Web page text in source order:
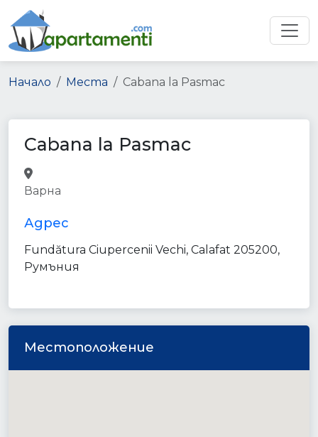
Начало Места Cabana la Pasmac
Cabana la Pasmac
Варна
Адрес
Fundătura Ciupercenii Vechi, Calafat 205200,
Румъния
Местоположение